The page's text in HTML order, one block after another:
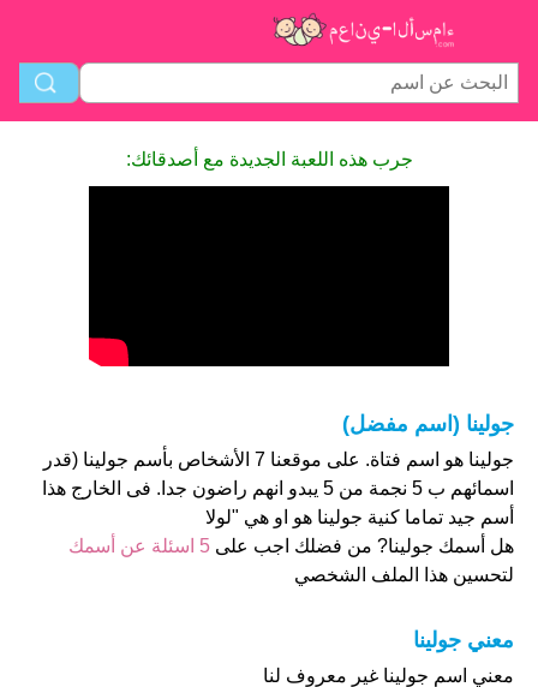
جرب هذه اللعبة الجديدة مع أصدقائك:
جولينا (اسم مفضل)
جولينا هو اسم فتاة. على موقعنا 7 الأشخاص بأسم جولينا (قدر
اسمائهم ب 5 نجمة من 5 يبدو انهم راضون جدا. فى الخارج هذا
أسم جيد تماما كنية جولينا هو او هي "لولا
هل أسمك جولينا? من فضلك اجب على 5 اسئلة عن أسمك
لتحسين هذا الملف الشخصي
معني جولينا
معني اسم جولينا غير معروف لنا